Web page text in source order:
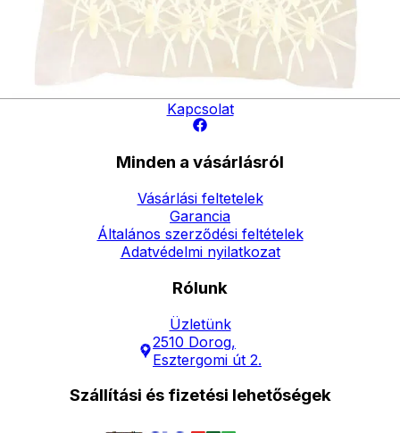
Elérhetőség
Kapcsolat
Minden a vásárlásról
Vásárlási feltetelek
Garancia
Általános szerződési feltételek
Adatvédelmi nyilatkozat
Rólunk
Üzletünk
2510 Dorog,
Esztergomi út 2.
Szállítási és fizetési lehetőségek